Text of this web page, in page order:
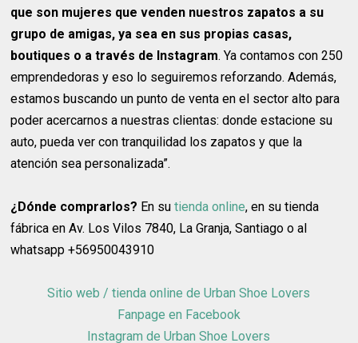
que son mujeres que venden nuestros zapatos a su
grupo de amigas, ya sea en sus propias casas,
boutiques o a través de Instagram. Ya contamos con 250
emprendedoras y eso lo seguiremos reforzando. Además,
estamos buscando un punto de venta en el sector alto para
poder acercarnos a nuestras clientas: donde estacione su
auto, pueda ver con tranquilidad los zapatos y que la
atención sea personalizada”.
¿Dónde comprarlos? En sutienda online, en su tienda
fábrica en Av. Los Vilos 7840, La Granja, Santiago o al
whatsapp +56950043910
Sitio web / tienda online de Urban Shoe Lovers
Fanpage en Facebook
Instagram de Urban Shoe Lovers